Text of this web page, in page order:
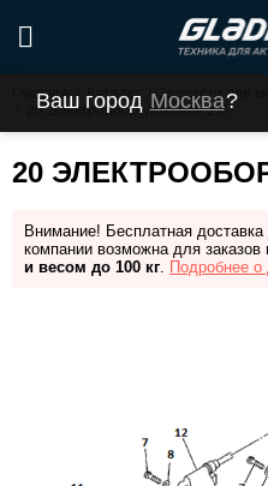
Ваш город Москва?
Главная / Каталог Запчасти для
20 Электрооборудование 2
20
Внимание! Бесплатная
компании возможна для
и весом до 100 кг. Подробнее о